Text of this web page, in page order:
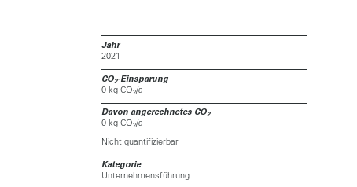
Jahr
2021
CO2-Einsparung
0 kg CO2/a
Davon angerechnetes CO2
0 kg CO2/a
Nicht quantifizierbar.
Kategorie
Unternehmensführung